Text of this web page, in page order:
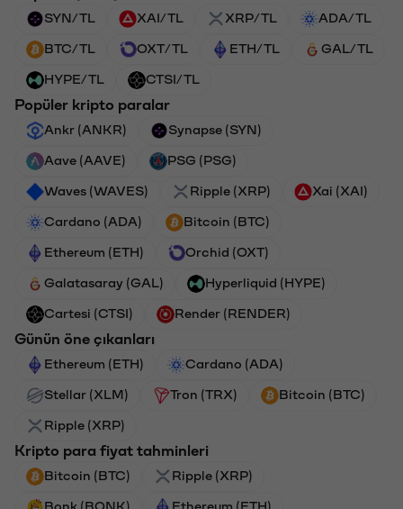
SYN/TL XAI/TL XRP/TL ADA/TL
BTC/TL OXT/TL ETH/TL GAL/TL
HYPE/TL CTSI/TL
Popüler kripto paralar
Ankr (ANKR) Synapse (SYN)
Aave (AAVE) PSG (PSG)
Waves (WAVES) Ripple (XRP) Xai (XAI)
Cardano (ADA) Bitcoin (BTC)
Ethereum (ETH) Orchid (OXT)
Galatasaray (GAL) Hyperliquid (HYPE)
Cartesi (CTSI) Render (RENDER)
Günün öne çıkanları
Ethereum (ETH) Cardano (ADA)
Stellar (XLM) Tron (TRX) Bitcoin (BTC)
Ripple (XRP)
Kripto para fiyat tahminleri
Bitcoin (BTC) Ripple (XRP)
Bonk (BONK) Ethereum (ETH)